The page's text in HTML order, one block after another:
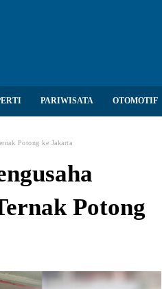
PARIWISATA OTOMOTIF
Potong ke Jakarta
Potong